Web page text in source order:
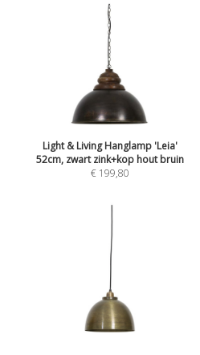
Light & Living Hanglamp 'Leia'
52cm, zwart zink+kop hout bruin
€ 199,80